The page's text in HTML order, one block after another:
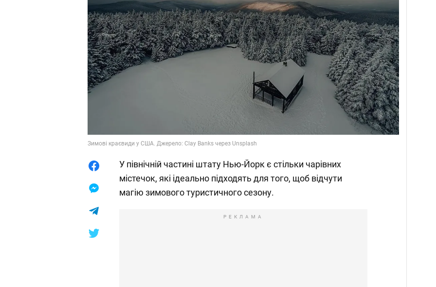
Зимові краєвиди у США. Джерело: Clay Banks через Unsplash
У північній частині штату Нью-Йорк є стільки чарівних
містечок, які ідеально підходять для того, щоб відчути
магію зимового туристичного сезону.
РЕКЛАМА